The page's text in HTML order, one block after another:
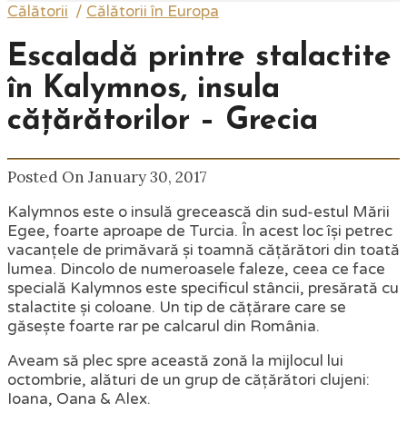
Călătorii / Călătorii în Europa
Escaladă printre stalactite
în Kalymnos, insula
cățărătorilor – Grecia
Posted On January 30, 2017
Kalymnos este o insulă grecească din sud-estul Mării
Egee, foarte aproape de Turcia. În acest loc își petrec
vacanțele de primăvară și toamnă cățărători din toată
lumea. Dincolo de numeroasele faleze, ceea ce face
specială Kalymnos este specificul stâncii, presărată cu
stalactite și coloane. Un tip de cățărare care se
găsește foarte rar pe calcarul din România.
Aveam să plec spre această zonă la mijlocul lui
octombrie, alături de un grup de cățărători clujeni:
Ioana, Oana & Alex.